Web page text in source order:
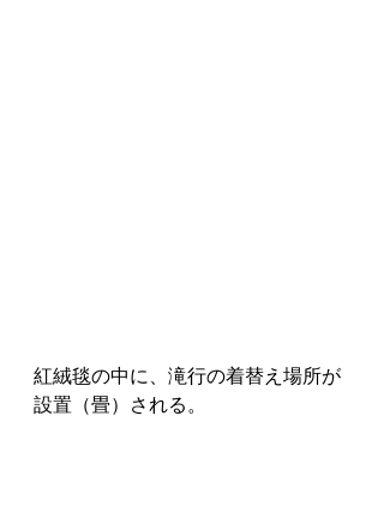
紅絨毯の中に、滝行の着替え場所が
設置（畳）される。